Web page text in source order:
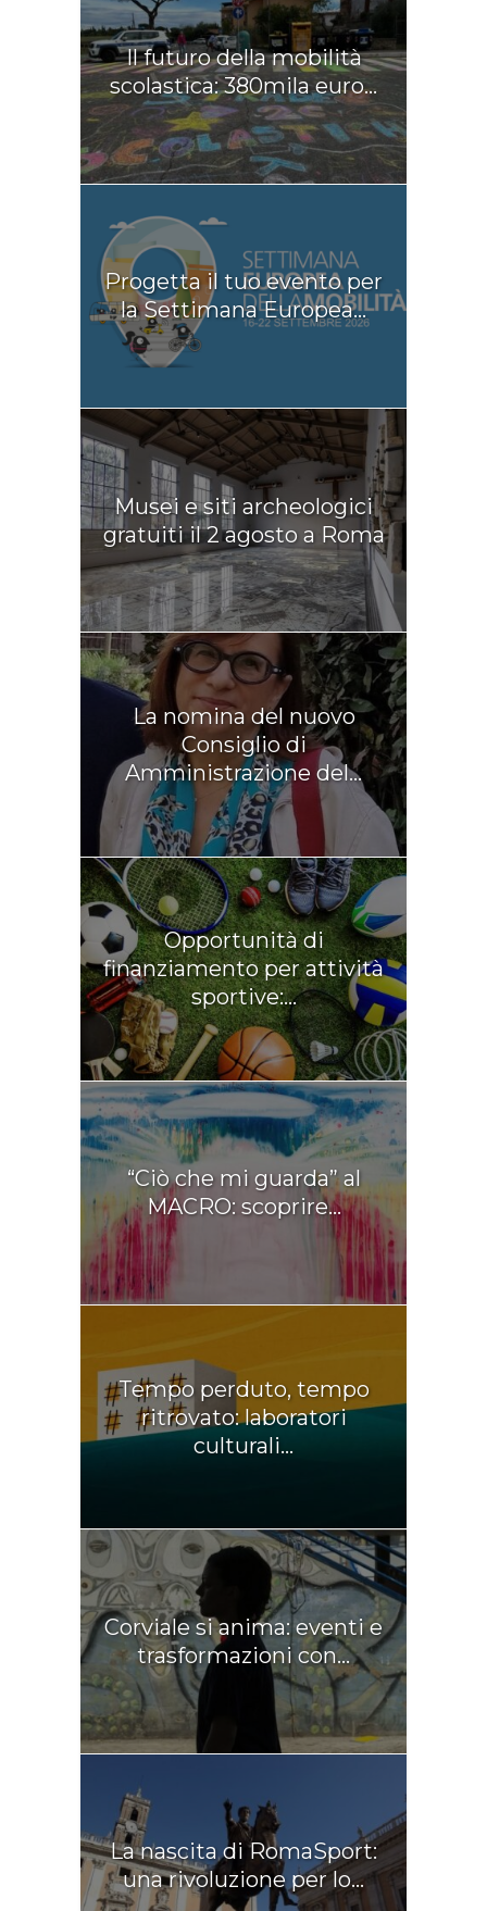
Il futuro della mobilità
scolastica: 380mila euro...
Progetta il tuo evento per
la Settimana Europea...
Musei e siti archeologici
gratuiti il 2 agosto a Roma
La nomina del nuovo
Consiglio di
Amministrazione del...
Opportunità di
finanziamento per attività
sportive:...
“Ciò che mi guarda” al
MACRO: scoprire...
Tempo perduto, tempo
ritrovato: laboratori
culturali...
Corviale si anima: eventi e
trasformazioni con...
La nascita di RomaSport:
una rivoluzione per lo...